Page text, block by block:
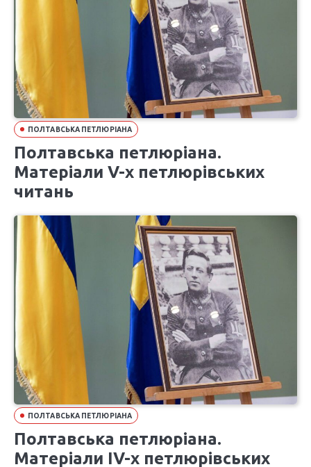
ПОЛТАВСЬКА ПЕТЛЮРІАНА
Полтавська петлюріана.
Матеріали V-х петлюрівських
читань
ПОЛТАВСЬКА ПЕТЛЮРІАНА
Полтавська петлюріана.
Матеріали ІV-х петлюрівських